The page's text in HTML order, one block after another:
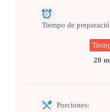
Tiempo de
20
Porciones: